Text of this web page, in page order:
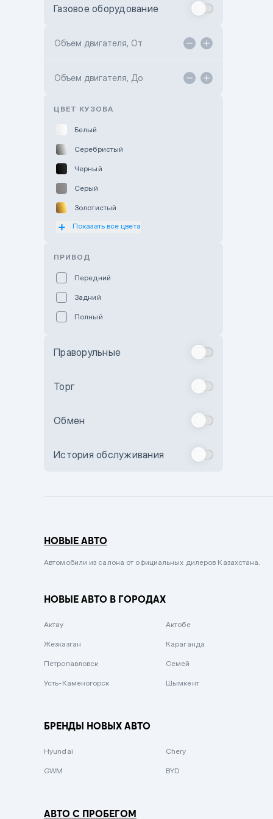
Toyota Kokshetau
Hyundai ShymCity
Газовое оборудование
Объем двигателя, От
Объем двигателя, До
ЦВЕТ КУЗОВА
Белый
Серебристый
Черный
Серый
Золотистый
Оранжевый
Бежевый
Комбинированный
Сиреневый металлик
Вишневый
Зеленый металлик
Показать все цвета
ПРИВОД
Передний
Задний
Полный
Праворульные
Торг
Обмен
История обслуживания
НОВЫЕ АВТО
Автомобили из салона от официальных дилеров Казахстана.
НОВЫЕ АВТО В ГОРОДАХ
Актау Актобе
Жезказган Караганда
Петропавловск Семей
Усть-Каменогорск Шымкент
БРЕНДЫ НОВЫХ АВТО
Hyundai Chery
GWM BYD
АВТО С ПРОБЕГОМ